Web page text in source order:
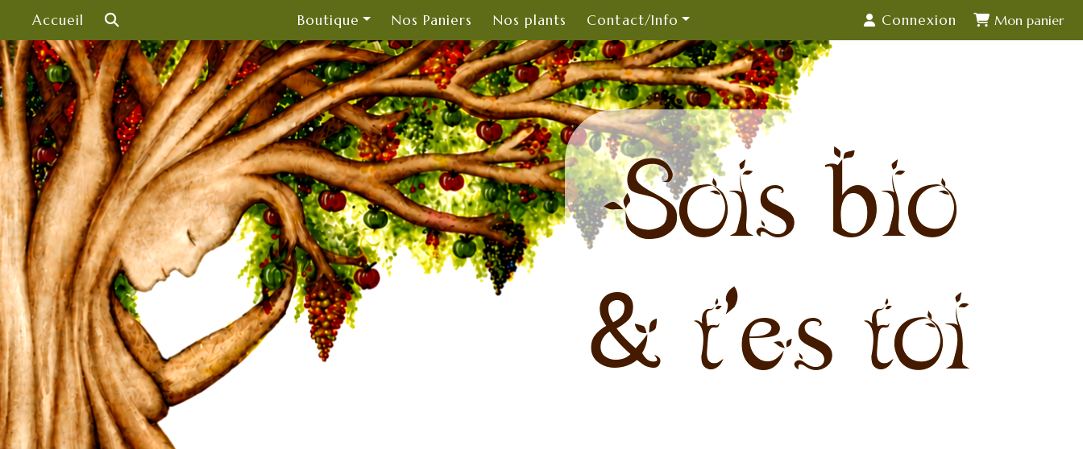
content
Accueil Boutique Nos Paniers Nos plants Contact/Info Connexion
Sois bio
& t'es toi